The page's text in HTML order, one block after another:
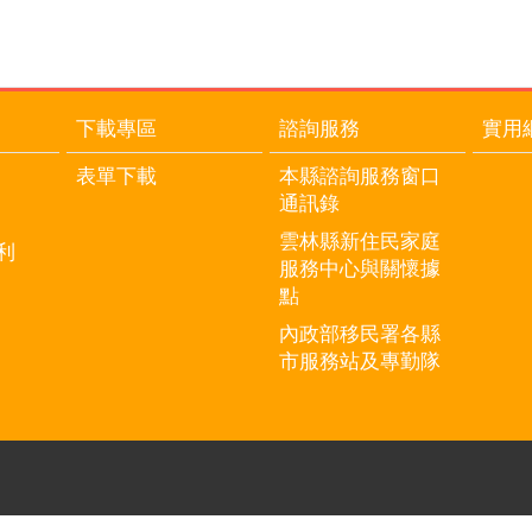
下載專區
表單下載
諮詢服務
本縣諮詢服務窗口
通訊錄
雲林縣新住民家庭
服務中心與關懷據
點
內政部移民署各縣
市服務站及專勤隊
實用